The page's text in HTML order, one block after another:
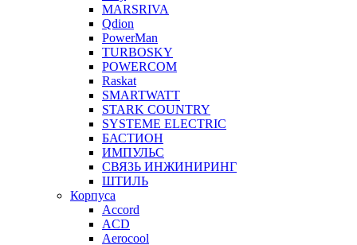
MARSRIVA
Qdion
PowerMan
TURBOSKY
POWERCOM
Raskat
SMARTWATT
STARK COUNTRY
SYSTEME ELECTRIC
БАСТИОН
ИМПУЛЬС
СВЯЗЬ ИНЖИНИРИНГ
ШТИЛЬ
Корпуса
Accord
ACD
Aerocool